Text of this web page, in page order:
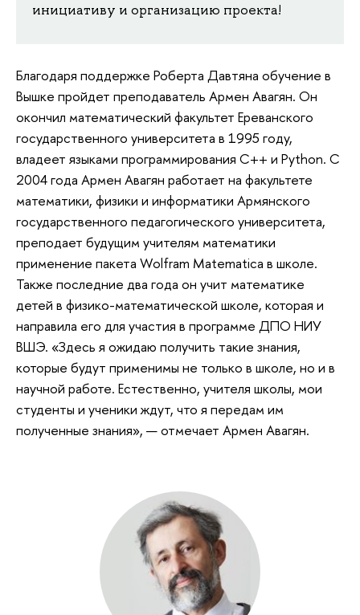
инициативу и организацию проекта!
Благодаря поддержке Роберта Давтяна обучение в
Вышке пройдет преподаватель Армен Авагян. Он
окончил математический факультет Ереванского
государственного университета в 1995 году,
владеет языками программирования С++ и Python. С
2004 года Армен Авагян работает на факультете
математики, физики и информатики Армянского
государственного педагогического университета,
преподает будущим учителям математики
применение пакета Wolfram Matematica в школе.
Также последние два года он учит математике
детей в физико-математической школе, которая и
направила его для участия в программе ДПО НИУ
ВШЭ. «Здесь я ожидаю получить такие знания,
которые будут применимы не только в школе, но и в
научной работе. Естественно, учителя школы, мои
студенты и ученики ждут, что я передам им
полученные знания», — отмечает Армен Авагян.